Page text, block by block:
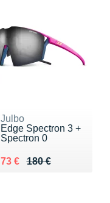
Julbo
Edge Spectron 3 +
Spectron 0
180 €
Au lieu de 180 €
73 €
Vendu 73 €